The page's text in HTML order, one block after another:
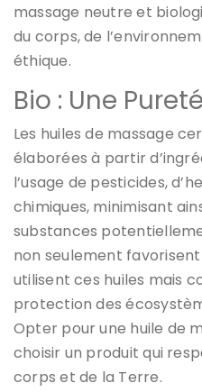
massage neutre et
du corps, de
éthique.
Bio : Une
Les huiles de massage
élaborées à partir
l’usage de pesticides,
chimiques, minimisant
substances
non seulement
utilisent ces huiles mais
protection des
Opter pour une huile de
choisir un produit qui
corps et de la Terre.